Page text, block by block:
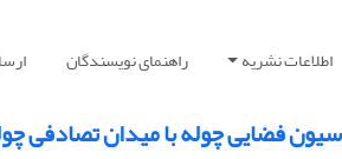
اطلاعات نشریه راهنمای نویسندگان
فضایی چوله با میدان تصادفی